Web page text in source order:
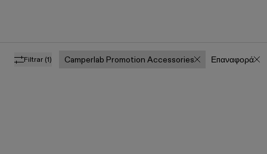
Filtrar (1) Camperlab Promotion Accessories Επαναφορά